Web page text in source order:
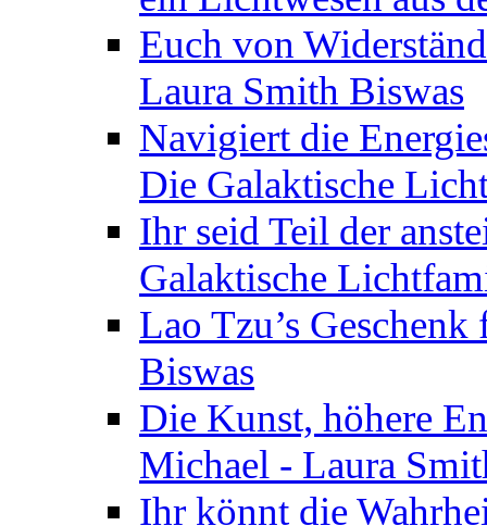
Euch von
Laura Smith Biswas
Navigiert die
Die Galaktische
Ihr seid Teil der
Galaktische
Lao Tzu’s
Biswas
Die Kunst, höhere
Michael - Laura
Ihr könnt die